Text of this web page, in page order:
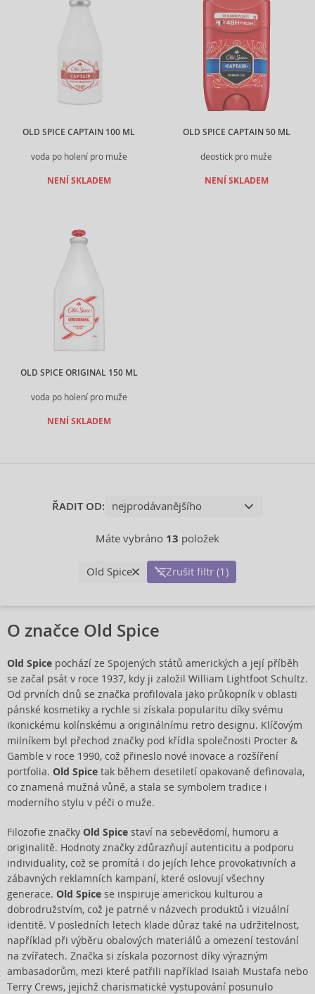
OLD SPICE CAPTAIN 100 ML
voda po holení pro muže
NENÍ SKLADEM
OLD SPICE CAPTAIN 50 ML
deostick pro muže
NENÍ SKLADEM
OLD SPICE ORIGINAL 150 ML
voda po holení pro muže
NENÍ SKLADEM
ŘADIT OD:
Máte vybráno 13 položek
Old Spice Zrušit filtr (1)
O značce Old Spice
Old Spice pochází ze Spojených států amerických a její příběh
se začal psát v roce 1937, kdy ji založil William Lightfoot Schultz.
Od prvních dnů se značka profilovala jako průkopník v oblasti
pánské kosmetiky a rychle si získala popularitu díky svému
ikonickému kolínskému a originálnímu retro designu. Klíčovým
milníkem byl přechod značky pod křídla společnosti Procter &
Gamble v roce 1990, což přineslo nové inovace a rozšíření
portfolia. Old Spice tak během desetiletí opakovaně definovala,
co znamená mužná vůně, a stala se symbolem tradice i
moderního stylu v péči o muže.
Filozofie značky Old Spice staví na sebevědomí, humoru a
originalitě. Hodnoty značky zdůrazňují autenticitu a podporu
individuality, což se promítá i do jejích lehce provokativních a
zábavných reklamních kampaní, které oslovují všechny
generace. Old Spice se inspiruje americkou kulturou a
dobrodružstvím, což je patrné v názvech produktů i vizuální
identitě. V posledních letech klade důraz také na udržitelnost,
například při výběru obalových materiálů a omezení testování
na zvířatech. Značka si získala pozornost díky výrazným
ambasadorům, mezi které patřili například Isaiah Mustafa nebo
Terry Crews, jejichž charismatické vystupování posunulo